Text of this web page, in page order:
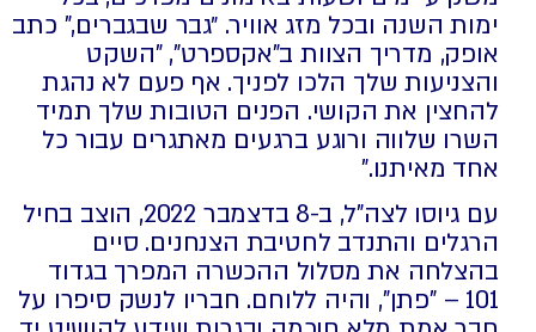
ימות השנה ובכל מזג אוויר. ״גבר שבגברים," כתב
אופק, מדריך הצוות ב"אקספרט", "השקט
והצניעות שלך הלכו לפניך. אף פעם לא נהגת
להחצין את הקושי. הפנים הטובות שלך תמיד
השרו שלווה ורוגע ברגעים מאתגרים עבור כל
אחד מאיתנו."
עם גיוסו לצה"ל, ב-8 בדצמבר 2022, הוצב בחיל
הרגלים והתנדב לחטיבת הצנחנים. סיים
בהצלחה את מסלול ההכשרה המפרך בגדוד
101 – "פתן", והיה ללוחם. חבריו לנשק סיפרו על